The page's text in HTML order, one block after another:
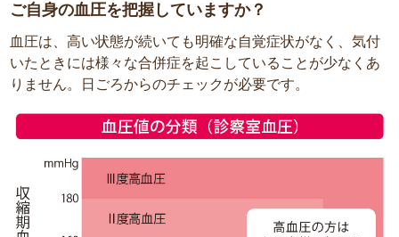
ご自身の血圧を把握していますか？
血圧は、高い状態が続いても明確な自覚症状がなく、気付
いたときには様々な合併症を起こしていることが少なくあ
りません。日ごろからのチェックが必要です。